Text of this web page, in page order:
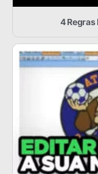
4 Regras